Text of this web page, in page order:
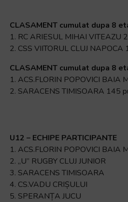
CLASAMENT cumulat dupa 8
1. RC ARIESUL MIHAI VITEAZU
2. CSS VIITORUL CLUJ NAPOCA
CLASAMENT cumulat dupa 8
1. ACS.FLORIN POPOVICI BAIA
2. SARACENS TIMISOARA 145
U12 – ECHIPE PARTICIPANTE
1. ACS.FLORIN POPOVICI BAIA
2. „U” RUGBY CLUJ JUNIOR
3. SARACENS TIMISOARA
4. CS.VADU CRIȘULUI
5. SPERANȚA JUCU